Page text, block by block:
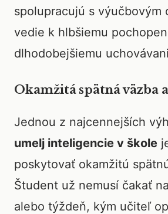
spolupracujú s výučbovým
vedie k hlbšiemu
dlhodobejšiemu
Okamžitá spätná väzba
Jednou z najcennejších
umelj inteligencie v škole
poskytovať okamžitú
Študent už nemusí čakať
alebo týždeň, kým učiteľ